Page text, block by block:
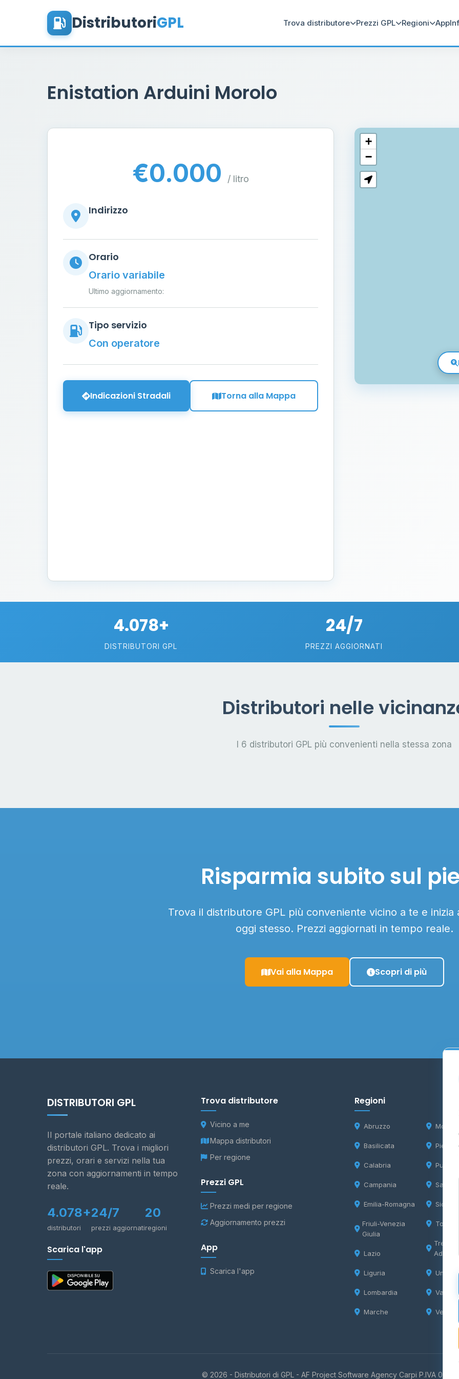
DistributoriGPL Trova distributore Prezzi GPL Regioni App
Enistation Arduini Morolo
€0.000 / litro
Indirizzo
Orario
Orario variabile
Ultimo aggiornamento:
Tipo servizio
Con operatore
Indicazioni Stradali Torna alla Mappa
+
−
4.078+
DISTRIBUTORI GPL
24/7
PREZZI AGGIORNATI
Distributori nelle
I 6 distributori GPL più convenienti nella stessa zona
Risparmia subito sul
Trova il distributore GPL più conveniente vicino a te e inizia
oggi stesso. Prezzi aggiornati in tempo reale.
Vai alla Mappa Scopri di più
DISTRIBUTORI GPL
Il portale italiano dedicato ai
distributori GPL. Trova i migliori
prezzi, orari e servizi nella tua
zona con aggiornamenti in tempo
reale.
4.078+
distributori
24/7
prezzi aggiornati
20
regioni
Scarica l'app
Trova distributore
Vicino a me
Mappa distributori
Per regione
Prezzi GPL
Prezzi medi per regione
Aggiornamento prezzi
App
Scarica l'app
Regioni
Abruzzo
Basilicata
Calabria
Campania
Emilia-Romagna
Friuli-Venezia
Giulia
Lazio
Liguria
Lombardia
Marche
Molise
Puglia
Sicilia
Toscana
Adige
Umbria
Valle
Veneto
© 2026 - Distributori di GPL - AF Project Software Agency Carpi P.IVA